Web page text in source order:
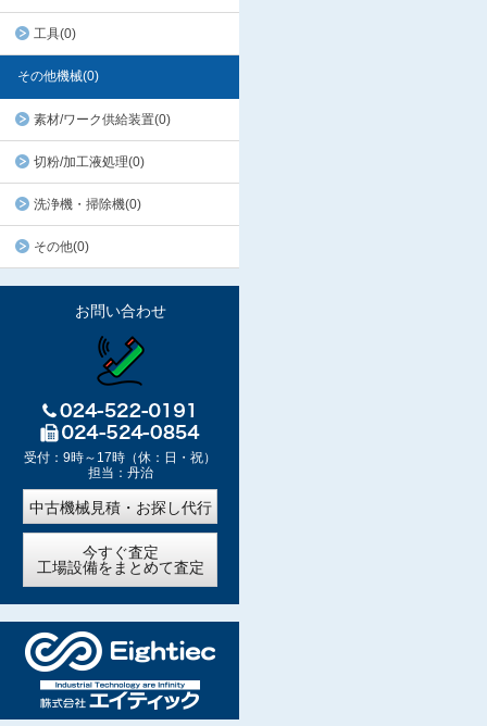
工具(0)
その他機械(0)
素材/ワーク供給装置(0)
切粉/加工液処理(0)
洗浄機・掃除機(0)
その他(0)
お問い合わせ
受付：9時～17時（休：日・祝）
担当：丹治
中古機械見積・お探し代行
今すぐ査定
工場設備をまとめて査定